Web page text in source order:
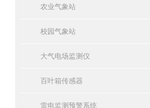
农业气象站
校园气象站
大气电场监测仪
百叶箱传感器
雷电监测预警系统